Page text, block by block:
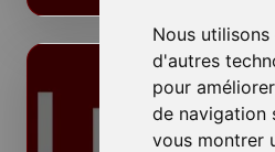
Nous
d'autres
pour
de navigation
vous montrer